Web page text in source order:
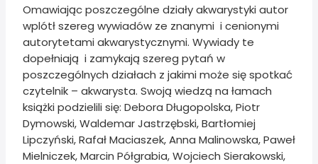
Omawiając poszczególne działy akwarystyki autor
wplótł szereg wywiadów ze znanymi i cenionymi
autorytetami akwarystycznymi. Wywiady te
dopełniają i zamykają szereg pytań w
poszczególnych działach z jakimi może się spotkać
czytelnik – akwarysta. Swoją wiedzą na łamach
książki podzielili się: Debora Długopolska, Piotr
Dymowski, Waldemar Jastrzębski, Bartłomiej
Lipczyński, Rafał Maciaszek, Anna Malinowska, Paweł
Mielniczek, Marcin Półgrabia, Wojciech Sierakowski,